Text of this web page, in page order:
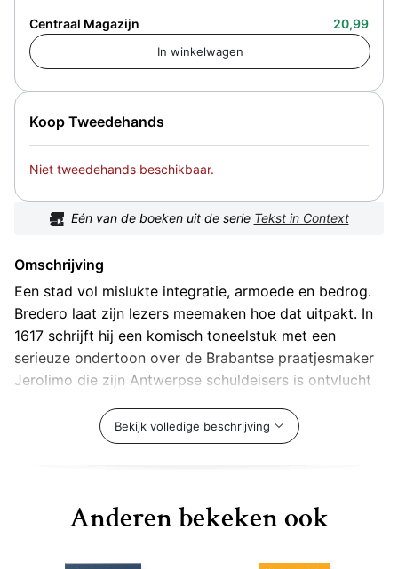
Koop Tweedehands
Niet tweedehands beschikbaar.
Centraal Magazijn 20,99
Eén van de boeken uit de serie Tekst in Context
Omschrijving
Een stad vol mislukte integratie, armoede en bedrog.
Bredero laat zijn lezers meemaken hoe dat uitpakt. In
1617 schrijft hij een komisch toneelstuk met een
serieuze ondertoon over de Brabantse praatjesmaker
Jerolimo die zijn Antwerpse schuldeisers is ontvlucht
dan de hongerige schooier die hij in feite is. De
verwikkelingen spelen zich af in hartje Amsterdam,
Bekijk volledige beschrijving
Anderen bekeken ook